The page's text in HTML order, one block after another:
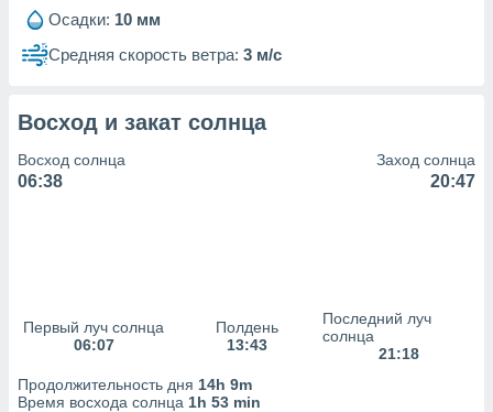
наших 1199
Осадки: 10 мм
Средняя скорость ветра: 3 м/с
Восход и закат солнца
Восход солнца
06:38
Заход солнца
20:47
Первый луч солнца
06:07
Полдень
13:43
Последний луч
солнца
21:18
Продолжительность дня 14h 9m
Время восхода солнца 1h 53 min